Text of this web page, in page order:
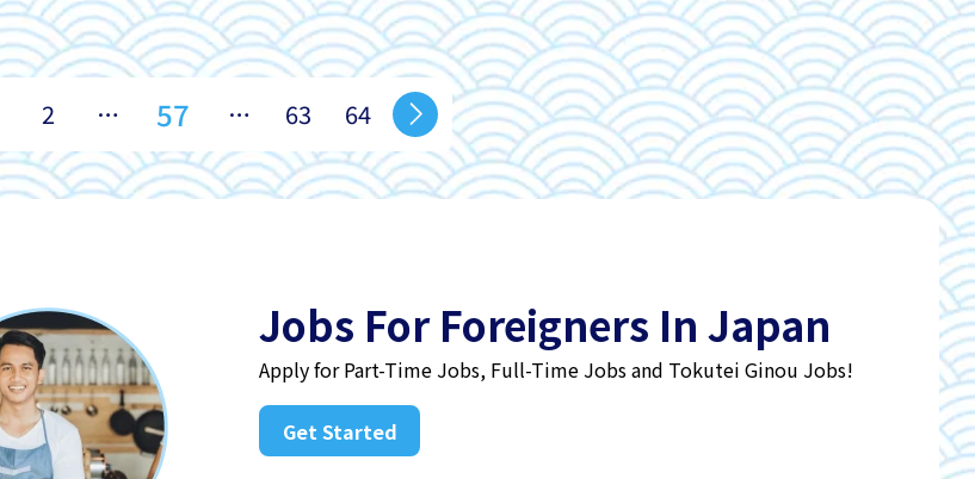
2 … 57 … 63 64
Jobs For Foreigners In Japan
Apply for Part-Time Jobs, Full-Time Jobs and Tokutei Ginou Jobs!
Get Started